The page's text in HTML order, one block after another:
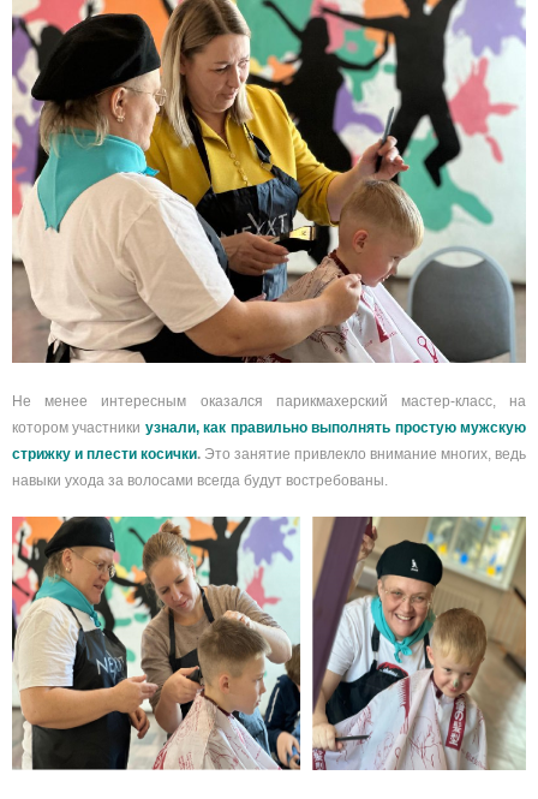
Не менее интересным оказался парикмахерский мастер-класс, на
котором участники узнали, как правильно выполнять простую мужскую
стрижку и плести косички. Это занятие привлекло внимание многих, ведь
навыки ухода за волосами всегда будут востребованы.